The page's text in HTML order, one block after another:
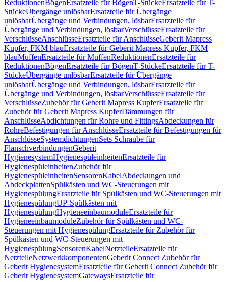
ReduktionenBögenErsatzteile für BögenT-StückeErsatzteile für T-
StückeÜbergänge unlösbarErsatzteile für Übergänge
unlösbarÜbergänge und Verbindungen, lösbarErsatzteile für
Übergänge und Verbindungen, lösbarVerschlüsseErsatzteile für
VerschlüsseAnschlüsseErsatzteile für AnschlüsseGeberit Mapress
Kupfer, FKM blauErsatzteile für Geberit Mapress Kupfer, FKM
blauMuffenErsatzteile für MuffenReduktionenErsatzteile für
ReduktionenBögenErsatzteile für BögenT-StückeErsatzteile für T-
StückeÜbergänge unlösbarErsatzteile für Übergänge
unlösbarÜbergänge und Verbindungen, lösbarErsatzteile für
Übergänge und Verbindungen, lösbarVerschlüsseErsatzteile für
VerschlüsseZubehör für Geberit Mapress KupferErsatzteile für
Zubehör für Geberit Mapress KupferDämmungen für
AnschlüsseAbdichtungen für Rohre und FittingsAbdeckungen für
RohreBefestigungen für AnschlüsseErsatzteile für Befestigungen für
AnschlüsseSystemdichtungenSets Schraube für
FlanschverbindungenGeberit
HygienesystemHygienespüleinheitenErsatzteile für
HygienespüleinheitenZubehör für
HygienespüleinheitenSensorenKabelAbdeckungen und
AbdeckplattenSpülkästen und WC-Steuerungen mit
HygienespülungErsatzteile für Spülkästen und WC-Steuerungen mit
HygienespülungUP-Spülkästen mit
HygienespülungHygieneeinbaumoduleErsatzteile für
HygieneeinbaumoduleZubehör für Spülkästen und WC-
Steuerungen mit HygienespülungErsatzteile für Zubehör für
Spülkästen und WC-Steuerungen mit
HygienespülungSensorenKabelNetzteileErsatzteile für
NetzteileNetzwerkkomponentenGeberit Connect Zubehör für
Geberit HygienesystemErsatzteile für Geberit Connect Zubehör für
Geberit HygienesystemGatewaysErsatzteile für